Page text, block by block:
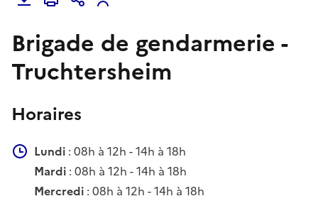
Brigade de gendarmerie -
Truchtersheim
Horaires
Lundi : 08h à 12h - 14h à 18h
Mardi : 08h à 12h - 14h à 18h
Mercredi : 08h à 12h - 14h à 18h